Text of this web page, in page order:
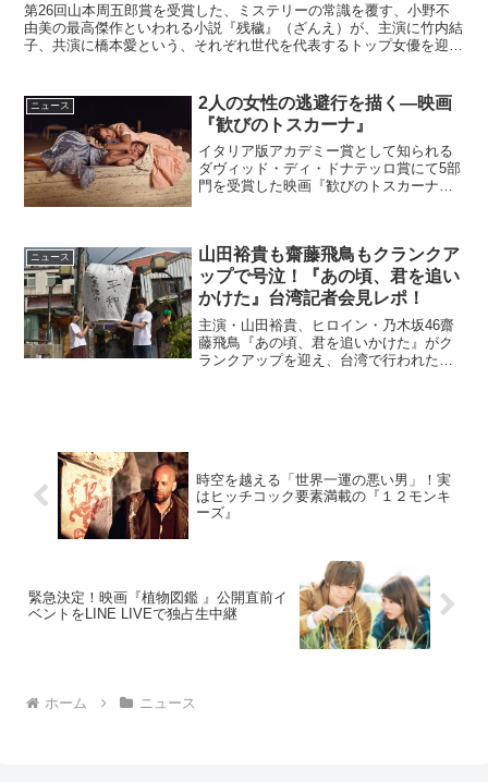
第26回山本周五郎賞を受賞した、ミステリーの常識を覆す、小野不
由美の最高傑作といわれる小説『残穢』（ざんえ）が、主演に竹内結
子、共演に橋本愛という、それぞれ世代を代表するトップ女優を迎
ニュース
2人の女性の逃避行を描く―映画
『歓びのトスカーナ』
イタリア版アカデミー賞として知られる
ダヴィッド・ディ・ドナテッロ賞にて5部
門を受賞した映画『歓びのトスカーナ』
自...
ニュース
山田裕貴も齋藤飛鳥もクランクア
ップで号泣！『あの頃、君を追い
かけた』台湾記者会見レポ！
主演・山田裕貴、ヒロイン・乃木坂46齋
藤飛鳥『あの頃、君を追いかけた』がク
ランクアップを迎え、台湾で行われた記
時空を越える「世界一運の悪い男」！実
はヒッチコック要素満載の『１２モンキ
ーズ』
緊急決定！映画『植物図鑑 』公開直前イ
ベントをLINE LIVEで独占生中継
ホーム ニュース